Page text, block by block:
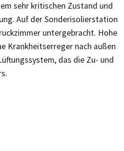
sehr kritischen Zustand und
Auf der Sonderisolierstation
untergebracht. Hohe
Krankheitserreger nach außen
das die Zu- und